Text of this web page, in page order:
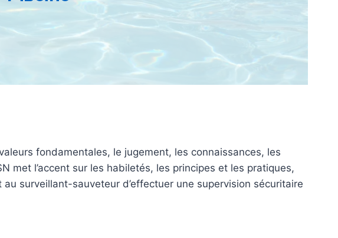
fondamentales, le jugement, les connaissances, les
met l’accent sur les habiletés, les principes et les pratiques,
surveillant-sauveteur d’effectuer une supervision sécuritaire